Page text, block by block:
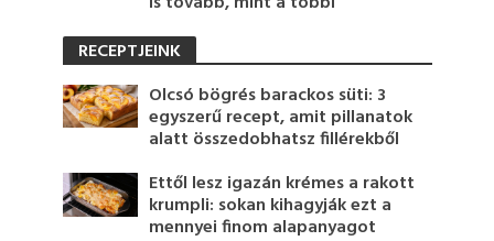
RECEPTJEINK
Olcsó bögrés barackos süti: 3
egyszerű recept, amit pillanatok
alatt összedobhatsz fillérekből
Ettől lesz igazán krémes a rakott
krumpli: sokan kihagyják ezt a
mennyei finom alapanyagot